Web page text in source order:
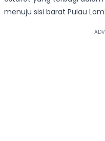
menuju sisi barat Pulau